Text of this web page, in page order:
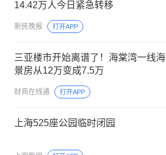
14.42万人今日紧急转移
新民晚报 打开APP
三亚楼市开始离谱了！海棠湾一线海
景房从12万变成7.5万
财商在线通 打开APP
上海525座公园临时闭园